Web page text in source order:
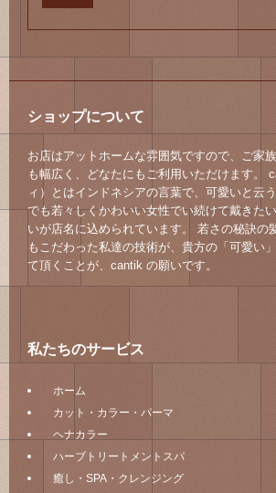
ショップについて
お店はアットホームな雰囲気ですので、ご家
も幅広く、どなたにもご利用いただけます。
ィ）とはインドネシアの言葉で、可愛いと云
でも若々しくかわいい女性でい続けて戴きた
いが店名に込められています。 若さの秘訣の
もこだわった私達の技術が、貴方の「可愛い
て頂くことが、cantik の願いです。
私たちのサービス
ホーム
カット・カラー・パーマ
ヘナカラー
ハーブトリートメントスパ
癒し・SPA・クレンジング